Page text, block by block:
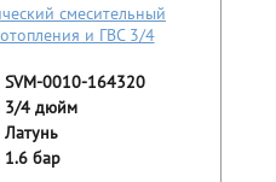
SVM-0010-164320
3/4 дюйм
Латунь
1.6 бар